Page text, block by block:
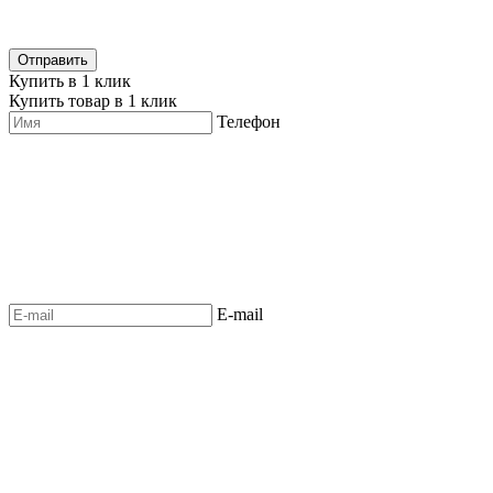
Купить в 1 клик
Купить товар в 1 клик
Телефон
E-mail